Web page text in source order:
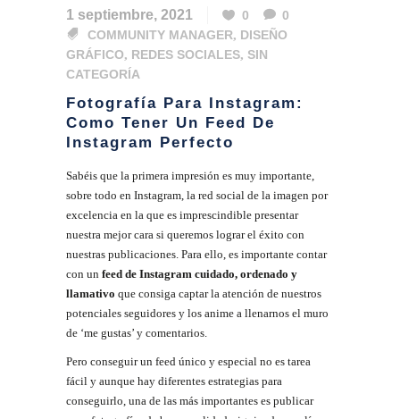
1 septiembre, 2021 0
0
COMMUNITY MANAGER, DISEÑO
GRÁFICO, REDES SOCIALES, SIN
CATEGORÍA
Fotografía Para Instagram:
Como Tener Un Feed De
Instagram Perfecto
Sabéis que la primera impresión es muy importante,
sobre todo en Instagram, la red social de la imagen por
excelencia en la que es imprescindible presentar
nuestra mejor cara si queremos lograr el éxito con
nuestras publicaciones. Para ello, es importante contar
con un feed de Instagram cuidado, ordenado y
llamativo que consiga captar la atención de nuestros
potenciales seguidores y los anime a llenarnos el muro
de ‘me gustas’ y comentarios.
Pero conseguir un feed único y especial no es tarea
fácil y aunque hay diferentes estrategias para
conseguirlo, una de las más importantes es publicar